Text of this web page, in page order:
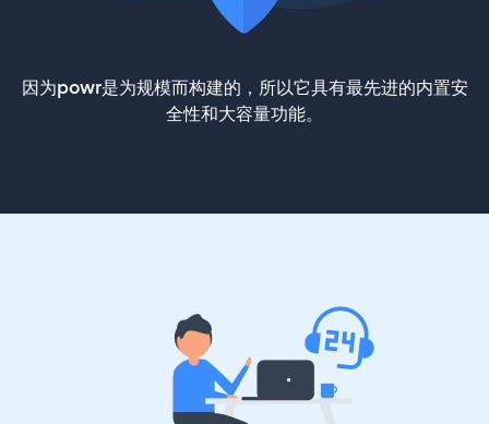
因为powr是为规模而构建的，所以它具有最先进的内置安
全性和大容量功能。